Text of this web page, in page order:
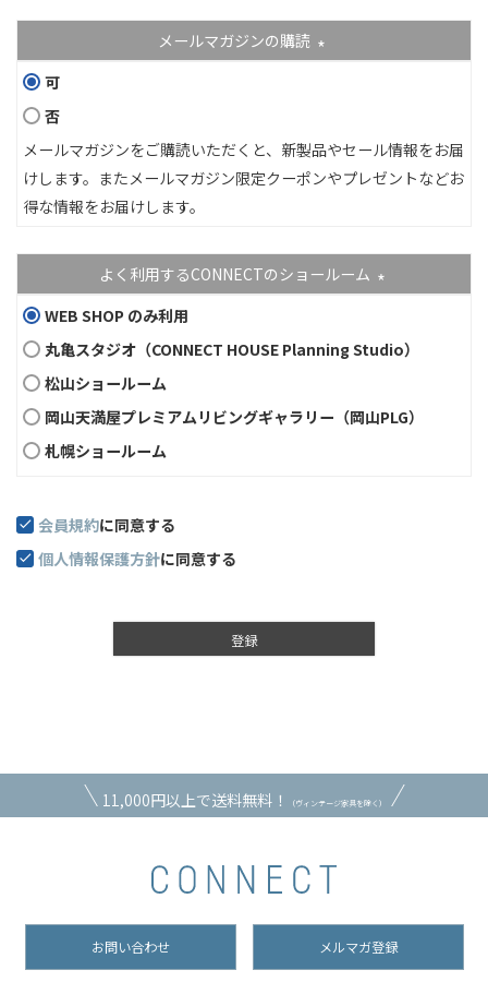
メールマガジンの購読
可
否
メールマガジンをご購読いただくと、新製品やセール情報をお届
けします。またメールマガジン限定クーポンやプレゼントなどお
得な情報をお届けします。
よく利用するCONNECTのショールーム
WEB SHOP のみ利用
丸亀スタジオ（CONNECT HOUSE Planning Studio）
松山ショールーム
岡山天満屋プレミアムリビングギャラリー（岡山PLG）
札幌ショールーム
会員規約に同意する
個人情報保護方針に同意する
登録
11,000円以上で送料無料！ （ヴィンテージ家具を除く）
お問い合わせ メルマガ登録